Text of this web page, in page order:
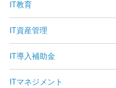
IT教育
IT資産管理
IT導入補助金
ITマネジメント